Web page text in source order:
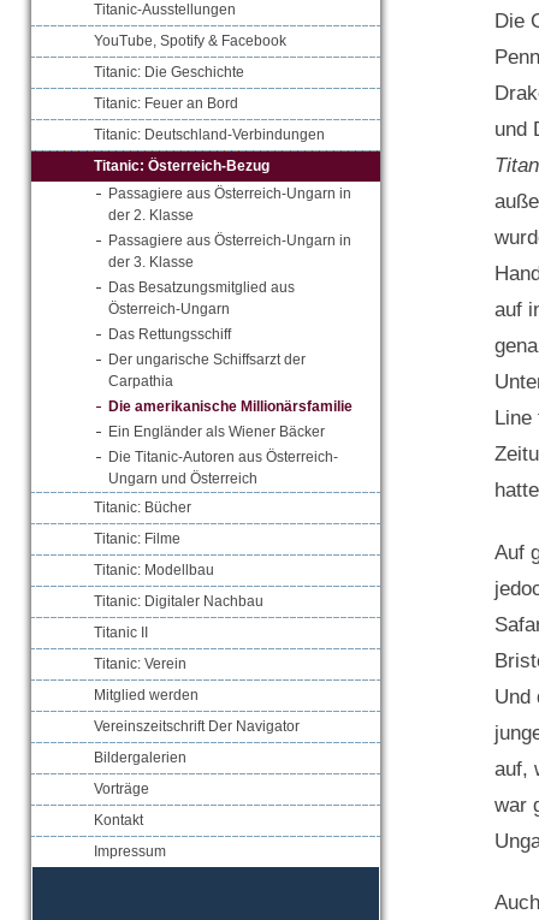
Titanic-Ausstellungen
YouTube, Spotify & Facebook
Titanic: Die Geschichte
Titanic: Feuer an Bord
Titanic: Deutschland-Verbindungen
Titanic: Österreich-Bezug
Passagiere aus Österreich-Ungarn in
der 2. Klasse
Passagiere aus Österreich-Ungarn in
der 3. Klasse
Das Besatzungsmitglied aus
Österreich-Ungarn
Das Rettungsschiff
Der ungarische Schiffsarzt der
Carpathia
Die amerikanische Millionärsfamilie
Ein Engländer als Wiener Bäcker
Die Titanic-Autoren aus Österreich-
Ungarn und Österreich
Titanic: Bücher
Titanic: Filme
Titanic: Modellbau
Titanic: Digitaler Nachbau
Titanic II
Titanic: Verein
Mitglied werden
Vereinszeitschrift Der Navigator
Bildergalerien
Vorträge
Kontakt
Impressum
Die
und
auf
Line
Auf
Und
auf,
war